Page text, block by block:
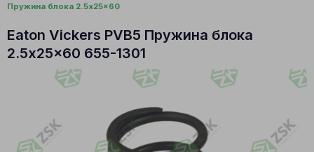
Пружина блока 2.5x25x60
Eaton Vickers PVB5 Пружина блока
2.5x25x60 655-1301